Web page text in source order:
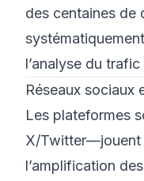
des centaines de
l’analyse du
Réseaux sociaux
Les plateformes
X/Twitter—jouent
l’amplification